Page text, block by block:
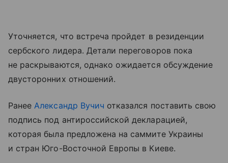
Уточняется, что встреча пройдет в резиденции
сербского лидера. Детали переговоров пока
не раскрываются, однако ожидается обсуждение
двусторонних отношений.
Ранее Александр Вучич отказался поставить свою
подпись под антироссийской декларацией,
которая была предложена на саммите Украины
и стран Юго-Восточной Европы в Киеве.